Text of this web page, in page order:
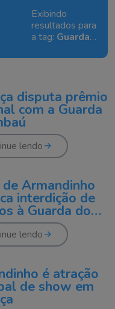
Exibindo
resultados para
a tag: Guarda
disputa prêmio
com a Guarda
lendo
Armandinho
interdição de
à Guarda do
lendo
é atração
de show em